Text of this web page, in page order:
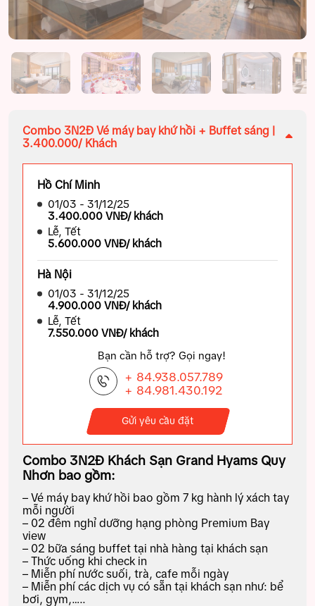
Combo 3N2Đ Vé máy bay khứ hồi + Buffet sáng |
3.400.000/ Khách
Hồ Chí Minh
01/03 - 31/12/25
3.400.000 VNĐ/ khách
Lễ, Tết
5.600.000 VNĐ/ khách
Hà Nội
01/03 - 31/12/25
4.900.000 VNĐ/ khách
Lễ, Tết
7.550.000 VNĐ/ khách
Bạn cần hỗ trợ? Gọi ngay!
+ 84.938.057.789
+ 84.981.430.192
Gửi yêu cầu đặt
Combo 3N2Đ Khách Sạn Grand Hyams Quy
Nhơn bao gồm:
– Vé máy bay khứ hồi bao gồm 7 kg hành lý xách tay
mỗi người
– 02 đêm nghỉ dưỡng hạng phòng Premium Bay
view
– 02 bữa sáng buffet tại nhà hàng tại khách sạn
– Thức uống khi check in
– Miễn phí nước suối, trà, cafe mỗi ngày
– Miễn phí các dịch vụ có sẵn tại khách sạn như: bể
bơi, gym,…..